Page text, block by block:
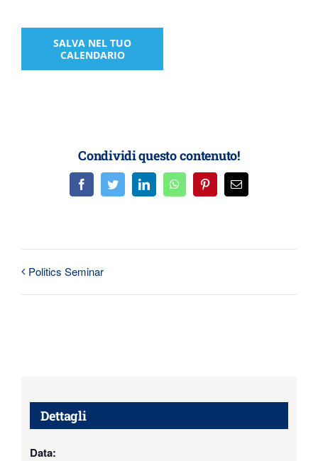
SALVA NEL TUO
CALENDARIO
Condividi questo contenuto!
FacebookTwitterLinkedInWhatsAppPinterestEmail
Politics Seminar
Dettagli
Data: